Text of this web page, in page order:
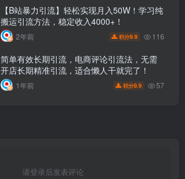
【B站暴力引流】轻松实现月入50W！学习纯
搬运引流方法，稳定收入4000+！
2年前 积分9.9 116
简单有效长期引流，电商评论引流法，无需
开店长期精准引流，适合懒人干就完了！
1年前 积分9.9 57
请登录后发表评论